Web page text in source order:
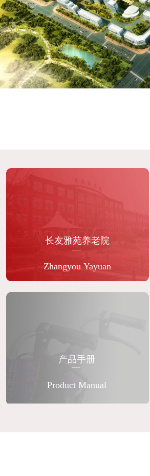
产品手册
Product Manual
长友雅苑养老院
Zhangyou Yayuan